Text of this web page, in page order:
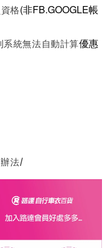
格(非FB.GOOGLE帳
系統無法自動計算優惠
法/